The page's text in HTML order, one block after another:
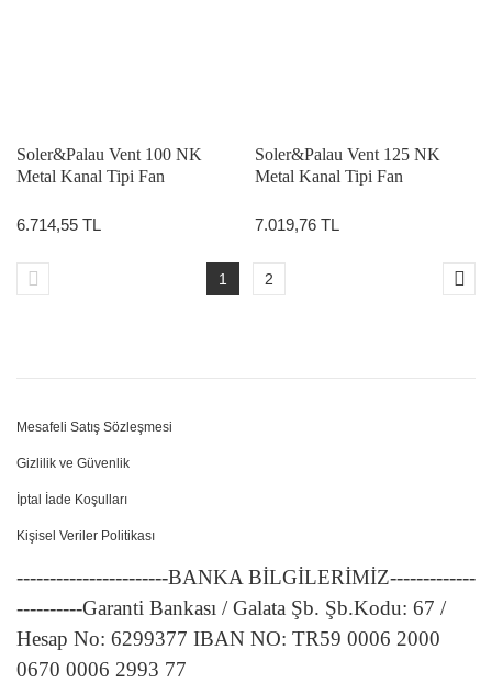
Soler&Palau Vent 100 NK
Metal Kanal Tipi Fan
6.714,55 TL
Soler&Palau Vent 125 NK
Metal Kanal Tipi Fan
7.019,76 TL
1 2
Mesafeli Satış Sözleşmesi
Gizlilik ve Güvenlik
İptal İade Koşulları
Kişisel Veriler Politikası
-----------------------BANKA BİLGİLERİMİZ-------------
----------Garanti Bankası / Galata Şb. Şb.Kodu: 67 /
Hesap No: 6299377 IBAN NO: TR59 0006 2000
0670 0006 2993 77